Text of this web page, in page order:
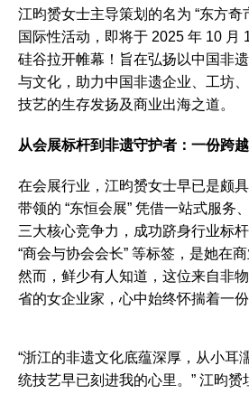
江昀赟女士主导策划的名为 “东方奇
国际性活动，即将于 2025 年 10 月
硅谷拉开帷幕！旨在弘扬以中国非
与文化，助力中国非遗企业、工坊
技艺的生存发扬及商业出海之道。
从会展标杆到非遗守护者：一份跨
在会展行业，江昀赟女士早已是颇
带领的 “东恒会展” 凭借一站式服务
三大核心竞争力，成功跻身行业标
“商会与协会会长” 等标签，是她在
然而，鲜少有人知道，这位来自非
省的女企业家，心中始终怀揣着一
“浙江的非遗文化底蕴深厚，从小耳
统技艺早已刻进我的心里。” 江昀赟